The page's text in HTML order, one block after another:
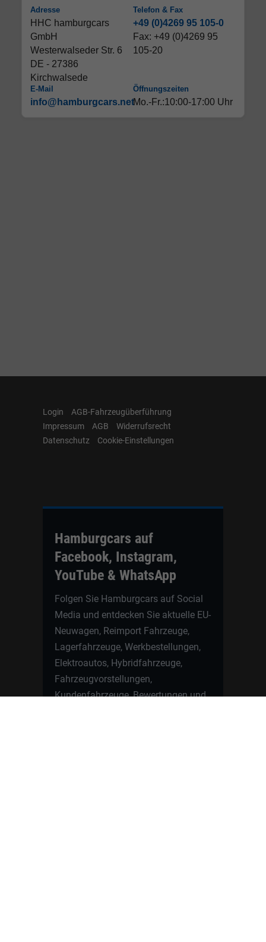
Adresse
HHC hamburgcars
GmbH
Westerwalseder Str. 6
DE - 27386
Kirchwalsede
Telefon & Fax
+49 (0)4269 95 105-0
Fax: +49 (0)4269 95
105-20
E-Mail
info@hamburgcars.net
Öffnungszeiten
Mo.-Fr.:10:00-17:00 Uhr
Login
AGB-Fahrzeugüberführung
Impressum
AGB
Widerrufsrecht
Datenschutz
Cookie-Einstellungen
Hamburgcars auf
Facebook, Instagram,
YouTube & WhatsApp
Folgen Sie Hamburgcars auf Social
Media und entdecken Sie aktuelle EU-
Neuwagen, Reimport Fahrzeuge,
Lagerfahrzeuge, Werkbestellungen,
Elektroautos, Hybridfahrzeuge,
Fahrzeugvorstellungen,
Kundenfahrzeuge, Bewertungen und